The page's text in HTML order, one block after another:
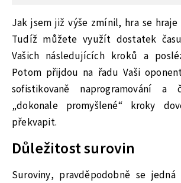
Jak jsem již výše zmínil, hra se
Tudíž můžete využít dostatek
Vašich následujících kroků a
Potom přijdou na řadu Vaši
sofistikovaně naprogramování a
„dokonale promyšlené“ kroky
překvapit.
Důležitost surovin
Suroviny, pravděpodobně se